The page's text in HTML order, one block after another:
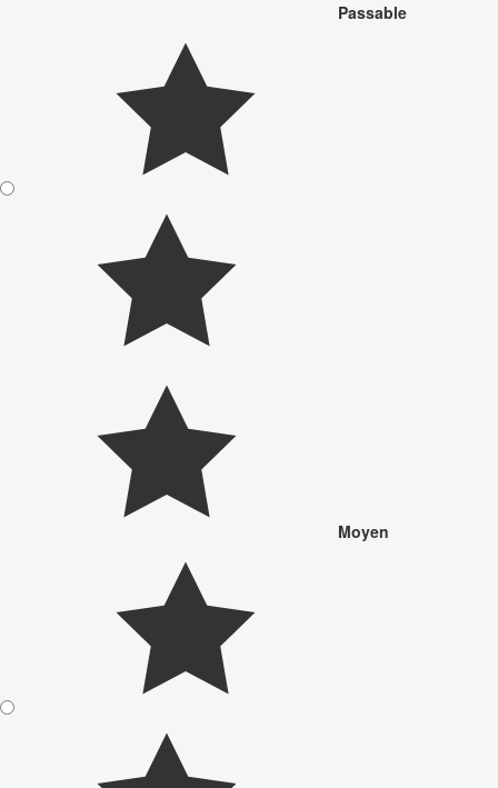
Passable
Moyen